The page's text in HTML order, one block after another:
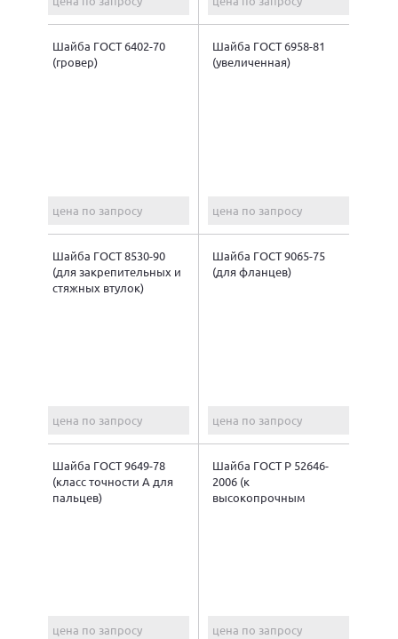
Шайба ГОСТ 6402-70
(гровер)
цена по запросу
Шайба ГОСТ 6958-81
(увеличенная)
цена по запросу
Шайба ГОСТ 8530-90
(для закрепительных и
стяжных втулок)
цена по запросу
Шайба ГОСТ 9065-75
(для фланцев)
цена по запросу
Шайба ГОСТ 9649-78
(класс точности А для
пальцев)
цена по запросу
Шайба ГОСТ Р 52646-
2006 (к
высокопрочным
цена по запросу